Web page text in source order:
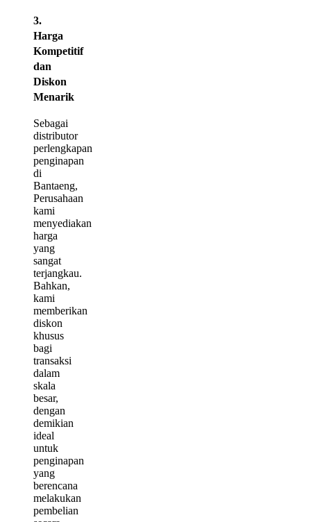
3.
Harga
Kompetitif
dan
Diskon
Menarik
Sebagai
distributor
perlengkapan
penginapan
di
Bantaeng,
Perusahaan
kami
menyediakan
harga
yang
sangat
terjangkau.
Bahkan,
kami
memberikan
diskon
khusus
bagi
transaksi
dalam
skala
besar,
dengan
demikian
ideal
untuk
penginapan
yang
berencana
melakukan
pembelian